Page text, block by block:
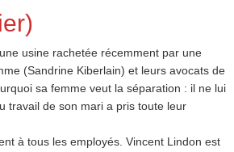
usine rachetée récemment par une
(Sandrine Kiberlain) et leurs avocats de
sa femme veut la séparation : il ne lui
travail de son mari a pris toute leur
à tous les employés. Vincent Lindon est